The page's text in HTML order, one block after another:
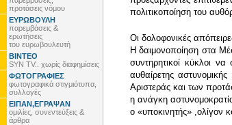
προτάσεις νόμου
ΕΥΡΩΒΟΥΛΗ
παρεμβάσεις &
ερωτήσεις
του ευρωβουλευτή
ΒΙΝΤΕΟ
SYN TV.. χωρίς διαφημίσεις
ΦΩΤΟΓΡΑΦΙΕΣ
φωτογραφικά στιγμιότυπα,
συλλογές
ΕΙΠΑΝ,ΕΓΡΑΨΑΝ
ομιλίες, συνεντεύξεις &
άρθρα
πολιτικοποίηση του
Οι δολοφονικές
Η δαιμονοποίηση στα
συντηρητικοί κύκλοι
αυθαίρετης
Αριστεράς και των
η ανάγκη
ο «υποκινητής» ,ολίγον